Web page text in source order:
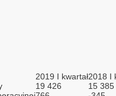
2019 I kwartał2018 I
19 426
15 385